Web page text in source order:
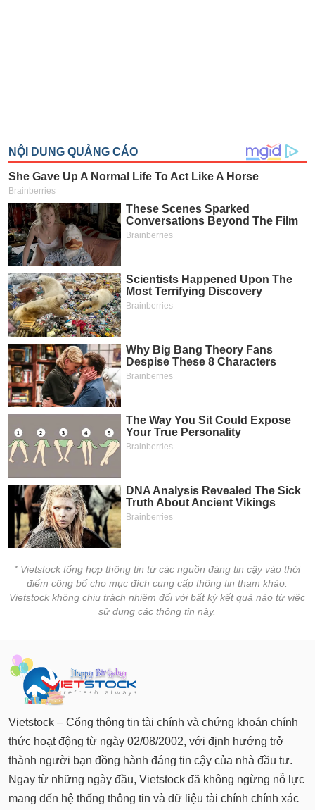
* Vietstock tổng hợp thông tin từ các nguồn đáng tin cậy vào thời
điểm công bố cho mục đích cung cấp thông tin tham khảo.
Vietstock không chịu trách nhiệm đối với bất kỳ kết quả nào từ việc
sử dụng các thông tin này.
Vietstock – Cổng thông tin tài chính và chứng khoán chính
thức hoạt động từ ngày 02/08/2002, với định hướng trở
thành người bạn đồng hành đáng tin cậy của nhà đầu tư.
Ngay từ những ngày đầu, Vietstock đã không ngừng nỗ lực
mang đến hệ thống thông tin và dữ liệu tài chính chính xác
CÔNG
NGHỆ
THÔNG
TIN
DỊCH
VỤ
TRUYỀN
THÔNG
ÍCH
BẤT
ĐỘNG
SẢN
Mã
chứng
khoán
Lãnh
đạo
(-)
Tất cả Người nội bộ Người liên quan Cổ đông lớn
Tin
tức
(-)